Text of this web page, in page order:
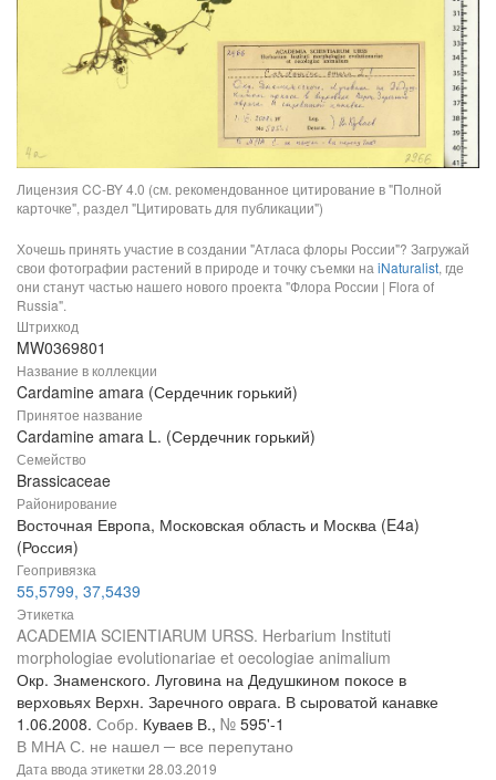
Лицензия CC-BY 4.0 (см. рекомендованное цитирование в "Полной
карточке", раздел "Цитировать для публикации")
Хочешь принять участие в создании "Атласа флоры России"? Загружай
свои фотографии растений в природе и точку съемки на iNaturalist, где
они станут частью нашего нового проекта "Флора России | Flora of
Russia".
Штрихкод
MW0369801
Название в коллекции
Cardamine amara (Сердечник горький)
Принятое название
Cardamine amara L. (Сердечник горький)
Семейство
Brassicaceae
Районирование
Восточная Европа, Московская область и Москва (E4a)
(Россия)
Геопривязка
55,5799, 37,5439
Этикетка
ACADEMIA SCIENTIARUM URSS. Herbarium Instituti
morphologiae evolutionariae et oecologiae animalium
Окр. Знаменского. Луговина на Дедушкином покосе в
верховьях Верхн. Заречного оврага. В сыроватой канавке
1.06.2008. Собр. Куваев В., № 595'-1
В МНА С. не нашел ─ все перепутано
Дата ввода этикетки 28.03.2019